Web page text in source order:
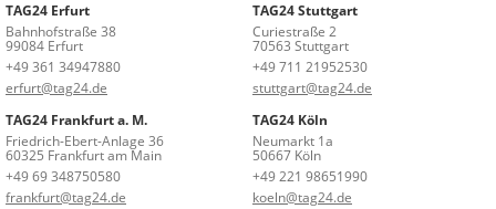
TAG24 Erfurt
Bahnhofstraße 38
99084 Erfurt
+49 361 34947880
erfurt@tag24.de
TAG24 Stuttgart
Curiestraße 2
70563 Stuttgart
+49 711 21952530
stuttgart@tag24.de
TAG24 Frankfurt a. M.
Friedrich-Ebert-Anlage 36
60325 Frankfurt am Main
+49 69 348750580
frankfurt@tag24.de
TAG24 Köln
Neumarkt 1a
50667 Köln
+49 221 98651990
koeln@tag24.de